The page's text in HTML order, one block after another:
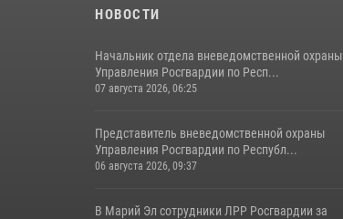
НОВОСТИ
Начальник отдела вневедомственной охраны
Управления Росгвардии по Респ...
07 августа 2026, 06:25
Представитель вневедомственной охраны
Управления Росгвардии по Республ...
06 августа 2026, 09:37
В Марий Эл сотрудники ЛРР Росгвардии за